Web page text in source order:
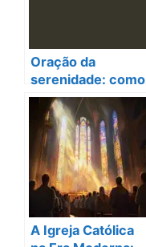
Oração da
serenidade: como
encontrar paz
interior antes de
grandes desafios
A Igreja Católica